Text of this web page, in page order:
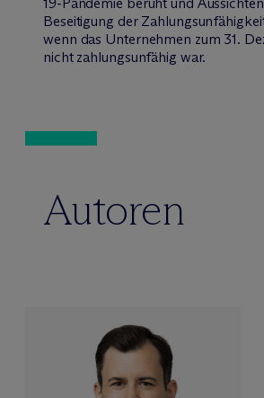
Beseitigung der
wenn das Unternehmen zum 31.
nicht zahlungsunfähig war.
Autoren